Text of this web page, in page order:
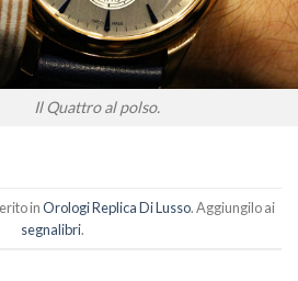
Il Quattro al polso.
inOrologi Replica Di Lusso. Aggiungilo ai
segnalibri.